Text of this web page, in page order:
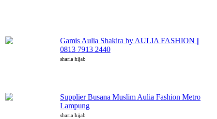
Gamis Aulia Shakira by AULIA FASHION ||
0813 7913 2440
sharia hijab
Supplier Busana Muslim Aulia Fashion Metro
Lampung
sharia hijab